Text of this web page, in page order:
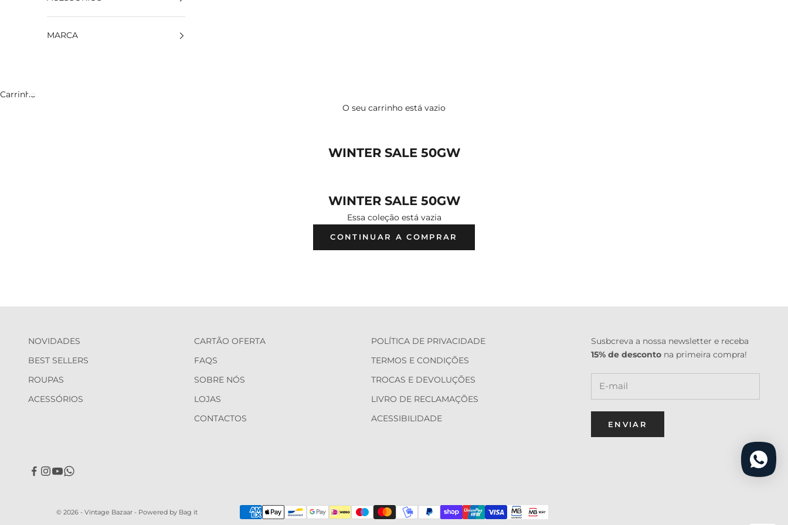
MARCA
Carrinho
O seu carrinho está vazio
WINTER SALE 50GW
WINTER SALE 50GW
Essa coleção está vazia
CONTINUAR A COMPRAR
NOVIDADES
BEST SELLERS
ROUPAS
ACESSÓRIOS
CARTÃO OFERTA
FAQS
SOBRE NÓS
LOJAS
CONTACTOS
POLÍTICA DE PRIVACIDADE
TERMOS E CONDIÇÕES
TROCAS E DEVOLUÇÕES
LIVRO DE RECLAMAÇÕES
ACESSIBILIDADE
Susbcreva a nossa newsletter e receba
15% de desconto na primeira compra!
ENVIAR
© 2026 - Vintage Bazaar - Powered by Bag it